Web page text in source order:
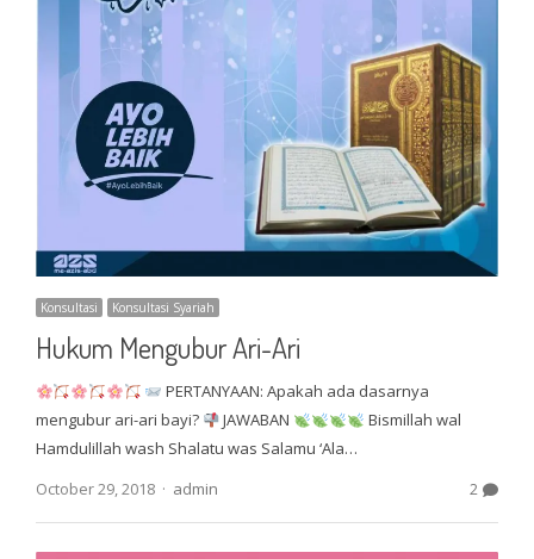
Konsultasi Konsultasi Syariah
Hukum Mengubur Ari-Ari
PERTANYAAN: Apakah ada dasarnya
mengubur ari-ari bayi?
JAWABAN
Bismillah wal
Hamdulillah wash Shalatu was Salamu ‘Ala…
October 29, 2018
Author
admin 2